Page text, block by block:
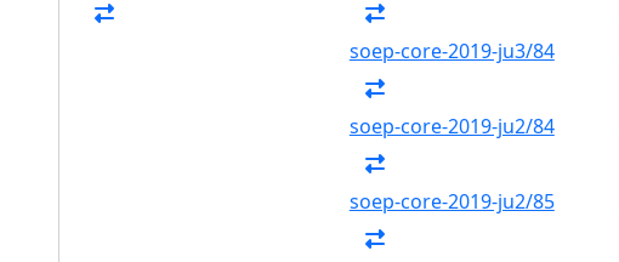
soep-core-2019-ju3/84
soep-core-2019-ju2/84
soep-core-2019-ju2/85